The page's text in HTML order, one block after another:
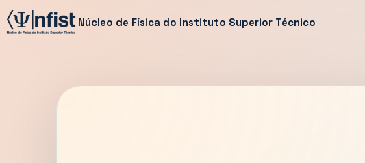
Núcleo de Física do Instituto Superior Técnico